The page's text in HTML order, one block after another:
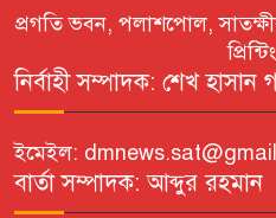
জমি
৭
প্রগতি ভবন, পলাশপোল,
নির্বাহী সম্পাদক: শেখ হাসান
ইমেইল:
বার্তা সম্পাদক: আব্দুর রহমান